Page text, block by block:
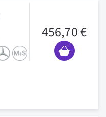
456,70 €